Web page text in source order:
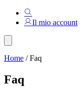
Il mio account
Home /Faq
Faq